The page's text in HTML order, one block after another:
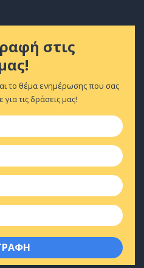
στις
το θέμα ενημέρωσης που σας
τις δράσεις μας!